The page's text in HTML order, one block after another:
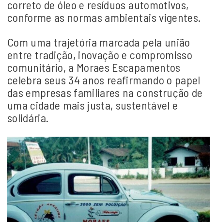
correto de óleo e resíduos automotivos,
conforme as normas ambientais vigentes.
Com uma trajetória marcada pela união
entre tradição, inovação e compromisso
comunitário, a Moraes Escapamentos
celebra seus 34 anos reafirmando o papel
das empresas familiares na construção de
uma cidade mais justa, sustentável e
solidária.